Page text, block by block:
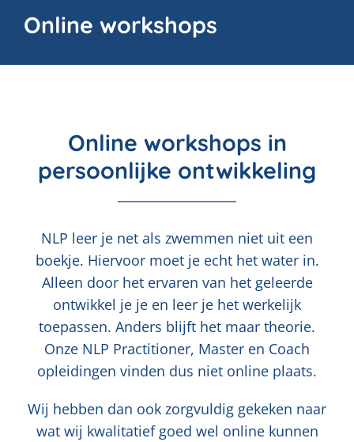
Online workshops
Online workshops in
persoonlijke ontwikkeling
NLP leer je net als zwemmen niet uit een
boekje. Hiervoor moet je echt het water in.
Alleen door het ervaren van het geleerde
ontwikkel je je en leer je het werkelijk
toepassen. Anders blijft het maar theorie.
Onze NLP Practitioner, Master en Coach
opleidingen vinden dus niet online plaats.
Wij hebben dan ook zorgvuldig gekeken naar
wat wij kwalitatief goed wel online kunnen